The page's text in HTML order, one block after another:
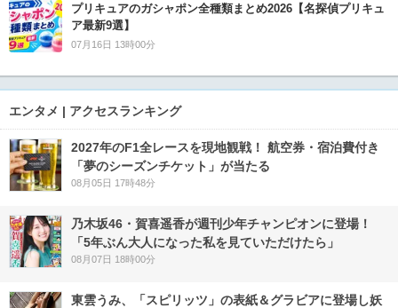
プリキュアのガシャポン全種類まとめ2026【名探偵プリキュ
ア最新9選】
07月16日 13時00分
エンタメ | アクセスランキング
2027年のF1全レースを現地観戦！ 航空券・宿泊費付き
「夢のシーズンチケット」が当たる
08月05日 17時48分
乃木坂46・賀喜遥香が週刊少年チャンピオンに登場！
「5年ぶん大人になった私を見ていただけたら」
08月07日 18時00分
東雲うみ、「スピリッツ」の表紙＆グラビアに登場し妖